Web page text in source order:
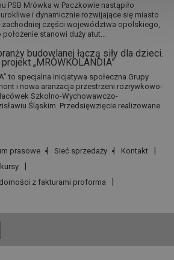
PSB Mrówka w Paczkowie nastąpiło
i dynamicznie rozwijające się miasto
zachodniej części województwa opolskiego,
stanowi duży atut...
budowlanej łączą siły dla dzieci.
„MRÓWKOLANDIA”
to specjalna inicjatywa społeczna Grupy
i nowa aranżacja przestrzeni rozrywkowo-
Szkolno-Wychowawczo-
Śląskim. Przedsięwzięcie realizowane
prasowe Sieć sprzedaży
Kontakt
z fakturami proforma